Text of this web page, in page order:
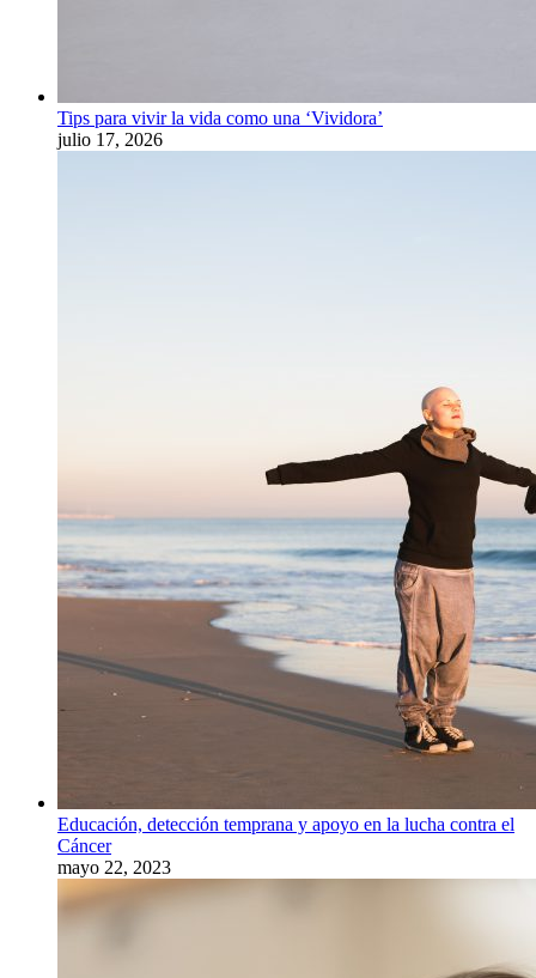
Tips para vivir la vida como una ‘Vividora’
julio 17, 2026
Educación, detección temprana y apoyo en la lucha contra el
Cáncer
mayo 22, 2023